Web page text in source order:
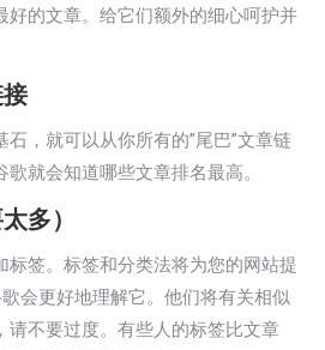
好的文章。给它们额外的细心呵护并
，就可以从你所有的”尾巴”文章链
就会知道哪些文章排名最高。
多）
标签。标签和分类法将为您的网站提
会更好地理解它。他们将有关相似
请不要过度。有些人的标签比文章